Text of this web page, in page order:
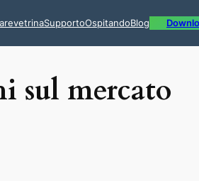
vetrinaSupportoOspitandoBlog
sul mercato